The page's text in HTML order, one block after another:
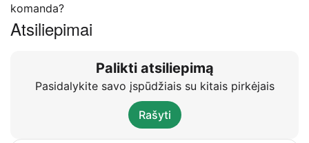
komanda?
Atsiliepimai
Palikti atsiliepimą
Pasidalykite savo įspūdžiais su kitais pirkėjais
Rašyti